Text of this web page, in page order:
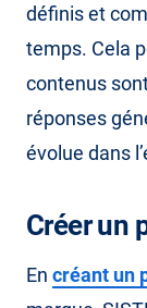
définis et
temps. Cela
contenus
réponses
évolue dans
Créer un
En créant un